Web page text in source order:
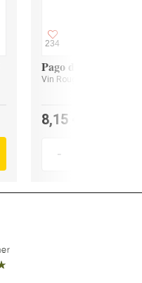
234
Pago de Valdoneje
Vin Rouge
8,15
-